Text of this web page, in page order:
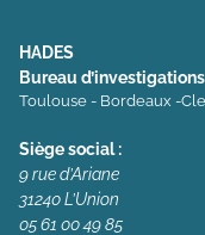
HADES
Bureau
Toulouse - Bordeaux -
Siège social :
9 rue d’Ariane
31240 L’Union
05 61 00 49 85